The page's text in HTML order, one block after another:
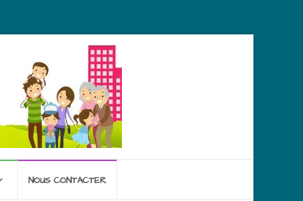
NOUS CONTACTER